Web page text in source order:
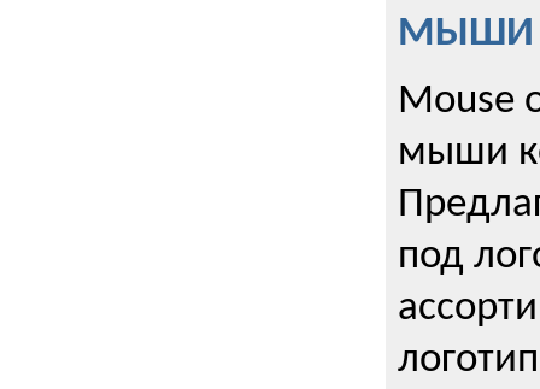
МЫШИ
Mouse
мыши
под